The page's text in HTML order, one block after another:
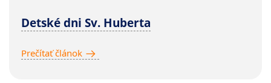
Detské dni Sv. Huberta
Prečítať článok